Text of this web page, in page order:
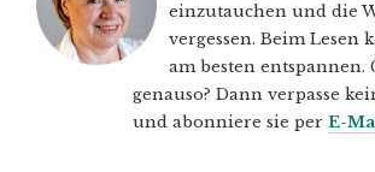
einzutauchen und die
vergessen. Beim Lesen
am besten entspannen.
genauso? Dann verpasse
und abonniere sie per E-